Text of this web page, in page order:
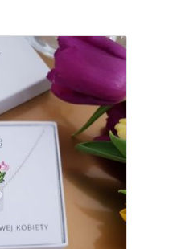
Opcje
można
wybrać
na
stronie
produktu